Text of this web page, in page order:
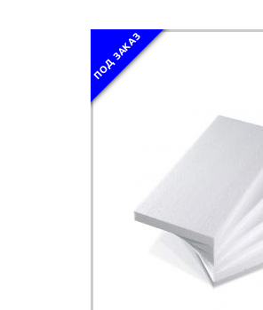
ПОД ЗАКАЗ